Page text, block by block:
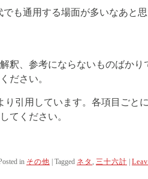
も通用する場面が多いなあと
釈、参考にならないものばかり
ださい。
り引用しています。各項目ごと
てください。
in その他 | Tagged ネタ 三十六計 |